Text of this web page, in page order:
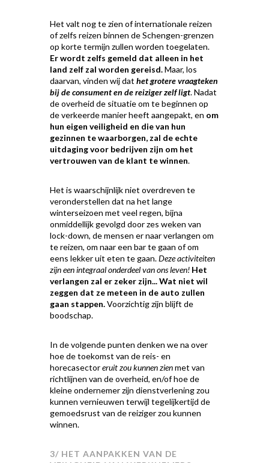
Het valt nog te zien of internationale reizen
of zelfs reizen binnen de Schengen-grenzen
op korte termijn zullen worden toegelaten.
Er wordt zelfs gemeld dat alleen in het
land zelf zal worden gereisd.Maar, los
daarvan, vinden wij dathet grotere vraagteken
bij de consument en de reiziger zelf ligt. Nadat
de overheid de situatie om te beginnen op
de verkeerde manier heeft aangepakt, en om
hun eigen veiligheid en die van hun
gezinnen te waarborgen, zal de echte
uitdaging voor bedrijven zijn om het
vertrouwen van de klant te winnen.
Het is waarschijnlijk niet overdreven te
veronderstellen dat na het lange
winterseizoen met veel regen, bijna
onmiddellijk gevolgd door zes weken van
lock-down, de mensen er naar verlangen om
te reizen, om naar een bar te gaan of om
eens lekker uit eten te gaan.Deze activiteiten
zijn een integraal onderdeel van ons leven! Het
verlangen zal er zeker zijn... Wat niet wil
zeggen dat ze meteen in de auto zullen
gaan stappen.Voorzichtig zijn blijft de
boodschap.
In de volgende punten denken we na over
hoe de toekomst van de reis- en
horecasectoreruit zou kunnen zienmet van
richtlijnen van de overheid, en/of hoe de
kleine ondernemer zijn dienstverlening zou
kunnen vernieuwen terwijl tegelijkertijd de
gemoedsrust van de reiziger zou kunnen
winnen.
3/ HET AANPAKKEN VAN DE